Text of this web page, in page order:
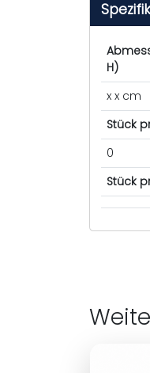
H)
x x cm
Stück
0
Stück